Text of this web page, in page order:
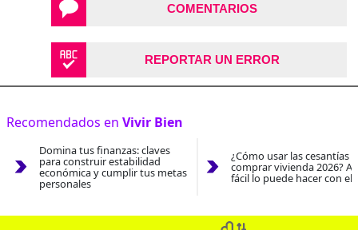
COMENTARIOS
REPORTAR UN ERROR
Recomendados en Vivir Bien
Domina tus finanzas: claves
para construir estabilidad
económica y cumplir tus metas
personales
¿Cómo usar las cesantías
comprar vivienda 2026?
fácil lo puede hacer con el